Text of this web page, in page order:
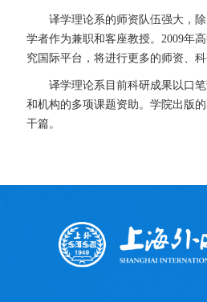
译学理论系的师资队伍强大，
学者作为兼职和客座教授。2009年
究国际平台，将进行更多的师资、
译学理论系目前科研成果以口
和机构的多项课题资助。学院出版
干篇。